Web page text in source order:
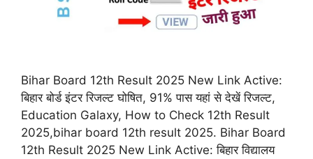
Bihar Board 12th Result 2025 New Link Active:
बिहार बोर्ड इंटर रिजल्ट घोषित, 91% पास यहां से देखें रिजल्ट,
Education Galaxy, How to Check 12th Result
2025,bihar board 12th result 2025. Bihar Board
12th Result 2025 New Link Active: बिहार विद्यालय